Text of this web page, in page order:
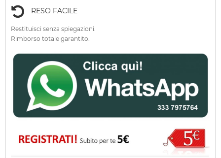
RESO FACILE
Restituisci senza spiegazioni.
Rimborso totale garantito.